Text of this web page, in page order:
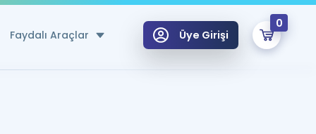
Faydalı Araçlar Üye Girişi
0